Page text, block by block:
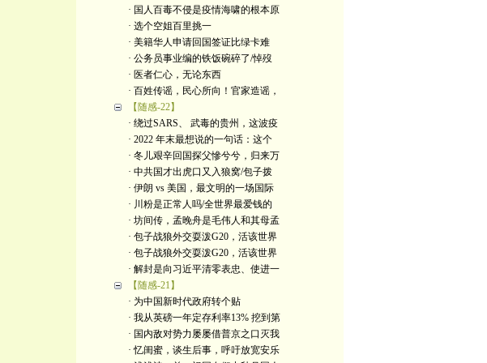
· 国人百毒不侵是疫情海啸的根本原
· 选个空姐百里挑一
· 美籍华人申请回国签证比绿卡难
· 公务员事业编的铁饭碗碎了/悼歿
· 医者仁心，无论东西
· 百姓传谣，民心所向！官家造谣，
【随感-22】
· 绕过SARS、 武毒的贵州，这波疫
· 2022 年末最想说的一句话：这个
· 冬儿艰辛回国探父慘兮兮，归来万
· 中共国才出虎口又入狼窝/包子拨
· 伊朗 vs 美国，最文明的一场国际
· 川粉是正常人吗/全世界最爱钱的
· 坊间传，孟晚舟是毛伟人和其母孟
· 包子战狼外交耍泼G20，活该世界
· 包子战狼外交耍泼G20，活该世界
· 解封是向习近平清零表忠、使进一
【随感-21】
· 为中国新时代政府转个贴
· 我从英磅一年定存利率13% 挖到第
· 国内敌对势力屡屡借普京之口灭我
· 忆闺蜜，谈生后事，呼吁放宽安乐